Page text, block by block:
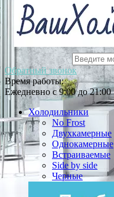
Обратный звонок
Время работы:
Ежедневно с 9:00 до 21:00
Холодильники
No Frost
Двухкамерные
Однокамерные
Встраиваемые
Side by side
Черные